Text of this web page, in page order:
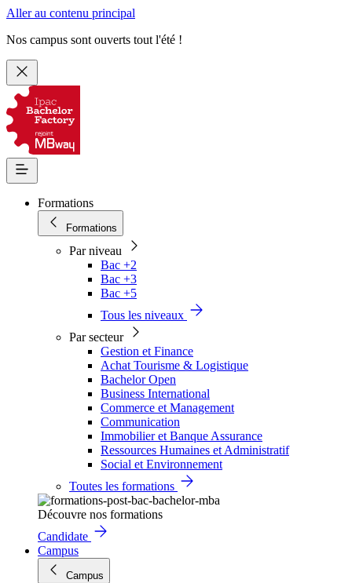
Aller au contenu principal
Nos campus sont ouverts tout l'été !
Formations
Formations
Par niveau
Bac +2
Bac +3
Bac +5
Tous les niveaux
Par secteur
Gestion et Finance
Achat Tourisme & Logistique
Bachelor Open
Business International
Commerce et Management
Communication
Immobilier et Banque Assurance
Ressources Humaines et Administratif
Social et Environnement
Toutes les formations
Découvre nos formations
Candidate
Campus
Campus